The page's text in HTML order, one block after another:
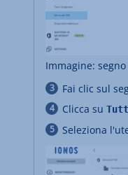
Immagine:
Fai clic sul
Clicca su
Seleziona